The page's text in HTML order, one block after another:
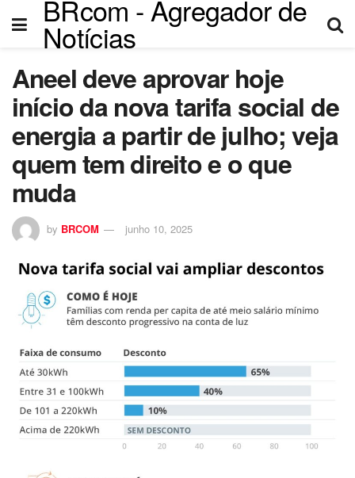
BRcom - Agregador de
Notícias
Aneel deve aprovar hoje
início da nova tarifa social de
energia a partir de julho; veja
quem tem direito e o que
muda
by BRCOM junho 10, 2025